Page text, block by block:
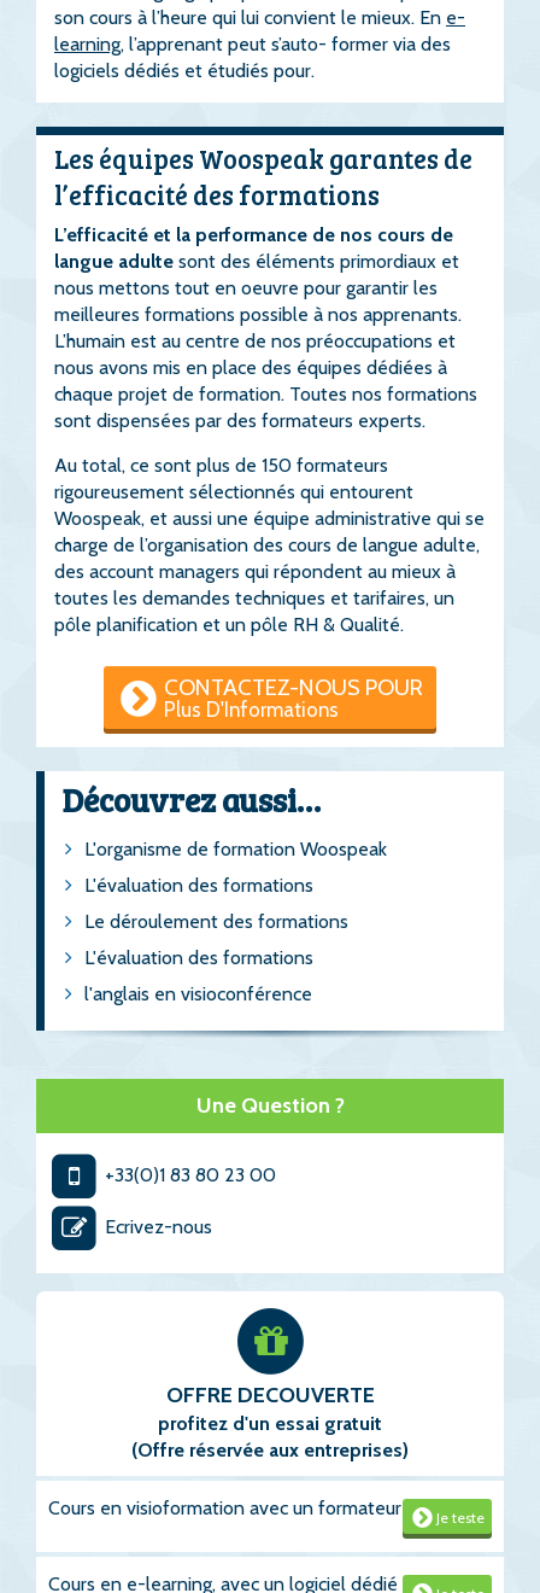
son cours à l’heure qui lui convient le mieux. En e-
learning, l’apprenant peut s’auto- former via des
logiciels dédiés et étudiés pour.
Les équipes Woospeak garantes de
l’efficacité des formations
L’efficacité et la performance de nos cours de
langue adulte sont des éléments primordiaux et
nous mettons tout en oeuvre pour garantir les
meilleures formations possible à nos apprenants.
L’humain est au centre de nos préoccupations et
nous avons mis en place des équipes dédiées à
chaque projet de formation. Toutes nos formations
sont dispensées par des formateurs experts.
Au total, ce sont plus de 150 formateurs
rigoureusement sélectionnés qui entourent
Woospeak, et aussi une équipe administrative qui se
charge de l’organisation des cours de langue adulte,
des account managers qui répondent au mieux à
toutes les demandes techniques et tarifaires, un
pôle planification et un pôle RH & Qualité.
CONTACTEZ-NOUS POUR
Plus D'Informations
Découvrez aussi…
L'organisme de formation Woospeak
L'évaluation des formations
Le déroulement des formations
L'évaluation des formations
l'anglais en visioconférence
Une Question ?
+33(0)1 83 80 23 00
Ecrivez-nous
OFFRE DECOUVERTE
profitez d'un essai gratuit
(Offre réservée aux entreprises)
Je teste
Cours en visioformation avec un formateur
Cours en e-learning, avec un logiciel dédié